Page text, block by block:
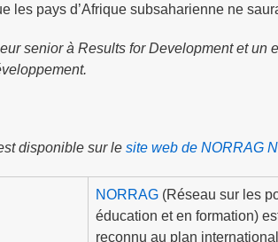
les pays d’Afrique subsaharienne ne
senior à Results for Development et
disponible sur le site web de NORRAG
NORRAG (Réseau sur les
éducation et en formation)
reconnu au plan